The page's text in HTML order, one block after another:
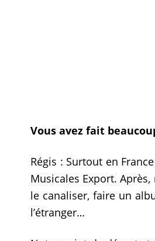
Vous avez fait
Régis : Surtout en
Musicales Export.
le canaliser, faire un
l’étranger…